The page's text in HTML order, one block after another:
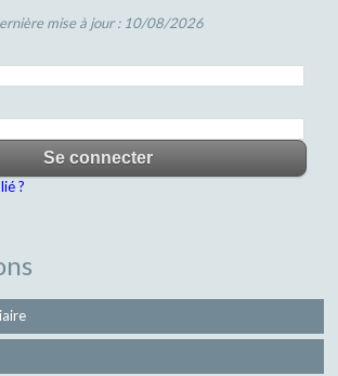
mise à jour : 10/08/2026
?